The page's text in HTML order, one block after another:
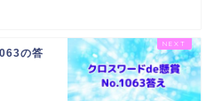
の答